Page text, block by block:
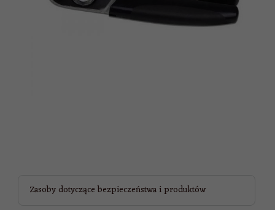
Zasoby dotyczące bezpieczeństwa i produktów